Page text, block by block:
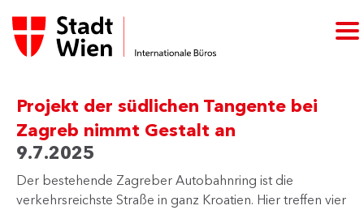
Projekt der südlichen Tangente bei
Zagreb nimmt Gestalt an
9.7.2025
Der bestehende Zagreber Autobahnring ist die
verkehrsreichste Straße in ganz Kroatien. Hier treffen vier